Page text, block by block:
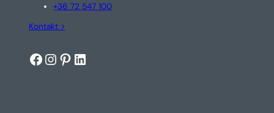
+36 72 547 100
Kontakt >
Facebook
Instagram
Pinterest
LinkedIn